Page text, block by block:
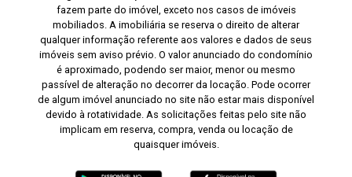
todos os detalhes deste imóvel no Condomínio
Albatroz.
fazem parte do imóvel, exceto nos casos de imóveis
mobiliados. A imobiliária se reserva o direito de alterar
qualquer informação referente aos valores e dados de seus
imóveis sem aviso prévio. O valor anunciado do condomínio
é aproximado, podendo ser maior, menor ou mesmo
passível de alteração no decorrer da locação. Pode ocorrer
de algum imóvel anunciado no site não estar mais disponível
devido à rotatividade. As solicitações feitas pelo site não
implicam em reserva, compra, venda ou locação de
quaisquer imóveis.